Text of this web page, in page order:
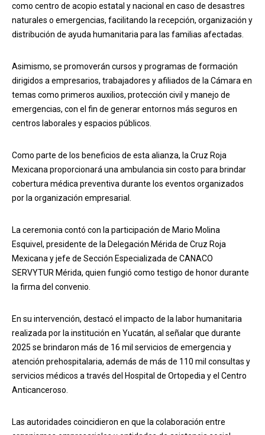
como centro de acopio estatal y nacional en caso de desastres
naturales o emergencias, facilitando la recepción, organización y
distribución de ayuda humanitaria para las familias afectadas.
Asimismo, se promoverán cursos y programas de formación
dirigidos a empresarios, trabajadores y afiliados de la Cámara en
temas como primeros auxilios, protección civil y manejo de
emergencias, con el fin de generar entornos más seguros en
centros laborales y espacios públicos.
Como parte de los beneficios de esta alianza, la Cruz Roja
Mexicana proporcionará una ambulancia sin costo para brindar
cobertura médica preventiva durante los eventos organizados
por la organización empresarial.
La ceremonia contó con la participación de Mario Molina
Esquivel, presidente de la Delegación Mérida de Cruz Roja
Mexicana y jefe de Sección Especializada de CANACO
SERVYTUR Mérida, quien fungió como testigo de honor durante
la firma del convenio.
En su intervención, destacó el impacto de la labor humanitaria
realizada por la institución en Yucatán, al señalar que durante
2025 se brindaron más de 16 mil servicios de emergencia y
atención prehospitalaria, además de más de 110 mil consultas y
servicios médicos a través del Hospital de Ortopedia y el Centro
Anticanceroso.
Las autoridades coincidieron en que la colaboración entre